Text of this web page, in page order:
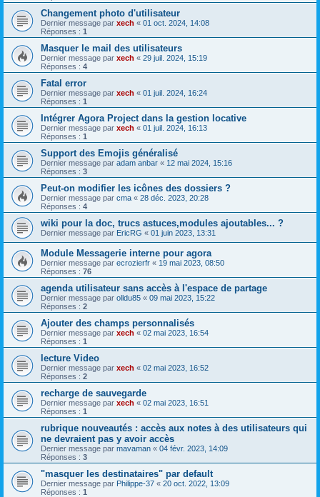
Changement photo d'utilisateur
Dernier message par xech « 01 oct. 2024, 14:08
Réponses : 1
Masquer le mail des utilisateurs
Dernier message par xech « 29 juil. 2024, 15:19
Réponses : 4
Fatal error
Dernier message par xech « 01 juil. 2024, 16:24
Réponses : 1
Intégrer Agora Project dans la gestion locative
Dernier message par xech « 01 juil. 2024, 16:13
Réponses : 1
Support des Emojis généralisé
Dernier message par adam anbar « 12 mai 2024, 15:16
Réponses : 3
Peut-on modifier les icônes des dossiers ?
Dernier message par cma « 28 déc. 2023, 20:28
Réponses : 4
wiki pour la doc, trucs astuces,modules ajoutables... ?
Dernier message par EricRG « 01 juin 2023, 13:31
Module Messagerie interne pour agora
Dernier message par ecrozierfr « 19 mai 2023, 08:50
Réponses : 76
agenda utilisateur sans accès à l'espace de partage
Dernier message par olldu85 « 09 mai 2023, 15:22
Réponses : 2
Ajouter des champs personnalisés
Dernier message par xech « 02 mai 2023, 16:54
Réponses : 1
lecture Video
Dernier message par xech « 02 mai 2023, 16:52
Réponses : 2
recharge de sauvegarde
Dernier message par xech « 02 mai 2023, 16:51
Réponses : 1
rubrique nouveautés : accès aux notes à des utilisateurs qui
ne devraient pas y avoir accès
Dernier message par mavaman « 04 févr. 2023, 14:09
Réponses : 3
"masquer les destinataires" par default
Dernier message par Philippe-37 « 20 oct. 2022, 13:09
Réponses : 1